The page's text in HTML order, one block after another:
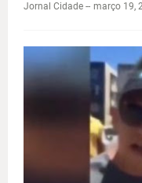
Jornal Cidade -- março 19,